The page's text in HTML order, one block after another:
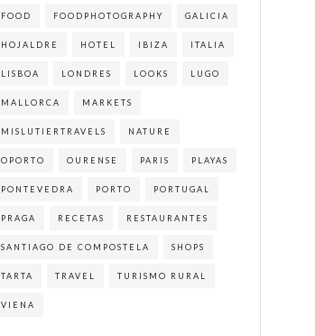
FOOD FOODPHOTOGRAPHY GALICIA
HOJALDRE HOTEL IBIZA ITALIA
LISBOA LONDRES LOOKS LUGO
MALLORCA MARKETS
MISLUTIERTRAVELS NATURE
OPORTO OURENSE PARIS PLAYAS
PONTEVEDRA PORTO PORTUGAL
PRAGA RECETAS RESTAURANTES
SANTIAGO DE COMPOSTELA SHOPS
TARTA TRAVEL TURISMO RURAL
VIENA